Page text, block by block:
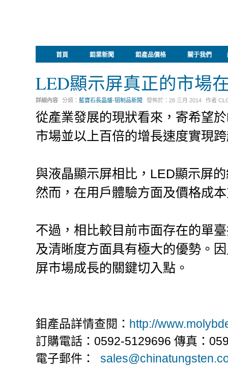
首頁 鉬業新聞 鉬產品價格 關于我們
LED顯示屏真正的市場
詳細內容 分類： 藍寶石長晶爐-钼制品新聞 發佈於： 28 三月 2014 作者
從產業發展的現狀看來，寄希望
市場並以上百倍的增長速度實現
與液晶顯示屏相比，LED顯示屏
然而，在用戶體驗方面及價格成
不過，相比較目前市面存在的單
及清晰度方面具有極大的優勢。
屏市場成長的關鍵切入點。
鉬產品詳情查閱： http://
訂購電話：0592-5129696 傳真：
電子郵件：